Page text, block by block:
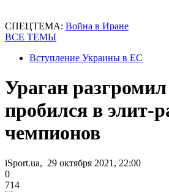
СПЕЦТЕМА: Война в Иране
ВСЕ ТЕМЫ
Вступление Украины в ЕС
Ураган
пробился в элит-
чемпионов
iSport.ua, 29 октября 2021, 22:00
0
714